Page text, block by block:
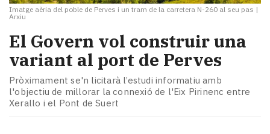
Imatge aèria del poble de Perves i un tram de la carretera N-260 al seu pas |
Arxiu
El Govern vol construir una
variant al port de Perves
Pròximament se'n licitarà l’estudi informatiu amb
l'objectiu de millorar la connexió de l'Eix Pirinenc entre
Xerallo i el Pont de Suert